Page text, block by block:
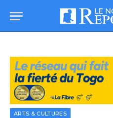
ARTS & CULTURES